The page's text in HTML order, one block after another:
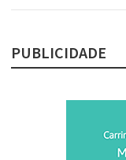
PUBLICIDADE